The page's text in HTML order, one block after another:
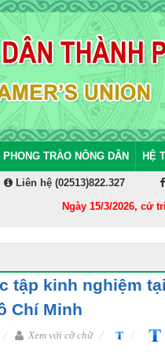
PHONG TRÀO NÔNG DÂN HỆ
Liên hệ (02513)822.327
Ngày 15/3/2026, cử tri
tập kinh nghiệm
Chí Minh
Xem với cỡ chữ